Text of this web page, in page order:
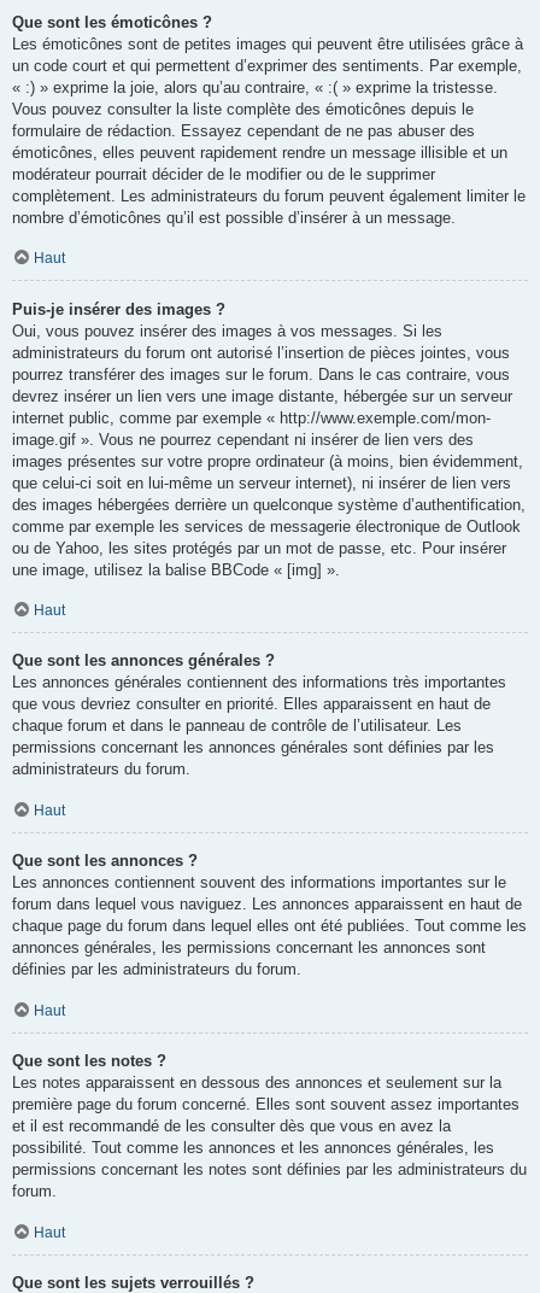
Que sont les émoticônes ?
Les émoticônes sont de petites images qui peuvent être utilisées grâce à
un code court et qui permettent d’exprimer des sentiments. Par exemple,
« :) » exprime la joie, alors qu’au contraire, « :( » exprime la tristesse.
Vous pouvez consulter la liste complète des émoticônes depuis le
formulaire de rédaction. Essayez cependant de ne pas abuser des
émoticônes, elles peuvent rapidement rendre un message illisible et un
modérateur pourrait décider de le modifier ou de le supprimer
complètement. Les administrateurs du forum peuvent également limiter le
nombre d’émoticônes qu’il est possible d’insérer à un message.
Haut
Puis-je insérer des images ?
Oui, vous pouvez insérer des images à vos messages. Si les
administrateurs du forum ont autorisé l’insertion de pièces jointes, vous
pourrez transférer des images sur le forum. Dans le cas contraire, vous
devrez insérer un lien vers une image distante, hébergée sur un serveur
internet public, comme par exemple « http://www.exemple.com/mon-
image.gif ». Vous ne pourrez cependant ni insérer de lien vers des
images présentes sur votre propre ordinateur (à moins, bien évidemment,
que celui-ci soit en lui-même un serveur internet), ni insérer de lien vers
des images hébergées derrière un quelconque système d’authentification,
comme par exemple les services de messagerie électronique de Outlook
ou de Yahoo, les sites protégés par un mot de passe, etc. Pour insérer
une image, utilisez la balise BBCode « [img] ».
Haut
Que sont les annonces générales ?
Les annonces générales contiennent des informations très importantes
que vous devriez consulter en priorité. Elles apparaissent en haut de
chaque forum et dans le panneau de contrôle de l’utilisateur. Les
permissions concernant les annonces générales sont définies par les
administrateurs du forum.
Haut
Que sont les annonces ?
Les annonces contiennent souvent des informations importantes sur le
forum dans lequel vous naviguez. Les annonces apparaissent en haut de
chaque page du forum dans lequel elles ont été publiées. Tout comme les
annonces générales, les permissions concernant les annonces sont
définies par les administrateurs du forum.
Haut
Que sont les notes ?
Les notes apparaissent en dessous des annonces et seulement sur la
première page du forum concerné. Elles sont souvent assez importantes
et il est recommandé de les consulter dès que vous en avez la
possibilité. Tout comme les annonces et les annonces générales, les
permissions concernant les notes sont définies par les administrateurs du
forum.
Haut
Que sont les sujets verrouillés ?